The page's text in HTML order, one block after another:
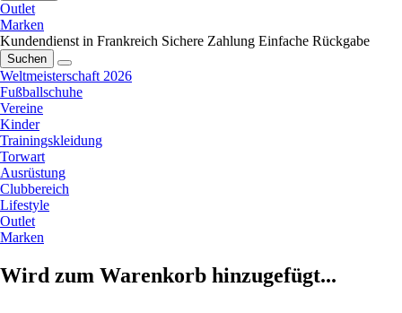
Outlet
Marken
Kundendienst in Frankreich Sichere Zahlung Einfache Rückgabe
Suchen
Weltmeisterschaft 2026
Fußballschuhe
Vereine
Kinder
Trainingskleidung
Torwart
Ausrüstung
Clubbereich
Lifestyle
Outlet
Marken
Wird zum Warenkorb hinzugefügt...